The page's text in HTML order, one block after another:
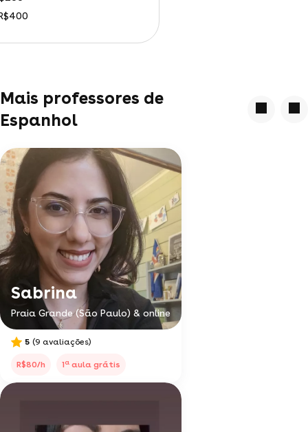
Mais professores de
Espanhol
Sabrina
Praia Grande (São Paulo) & online
5 (9 avaliações)
R$80/h 1a aula grátis